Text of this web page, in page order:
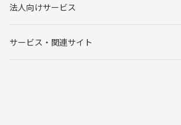
法人向けサービス
サービス・関連サイト